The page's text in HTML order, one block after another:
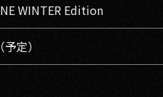
WINTER Edition
定）